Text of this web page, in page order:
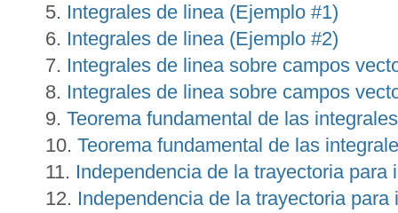
Integrales de linea (Ejemplo #1)
Integrales de linea (Ejemplo #2)
Integrales de linea sobre campos
Integrales de linea sobre campos
Teorema fundamental de las
Teorema fundamental de las
Independencia de la trayectoria para
Independencia de la trayectoria